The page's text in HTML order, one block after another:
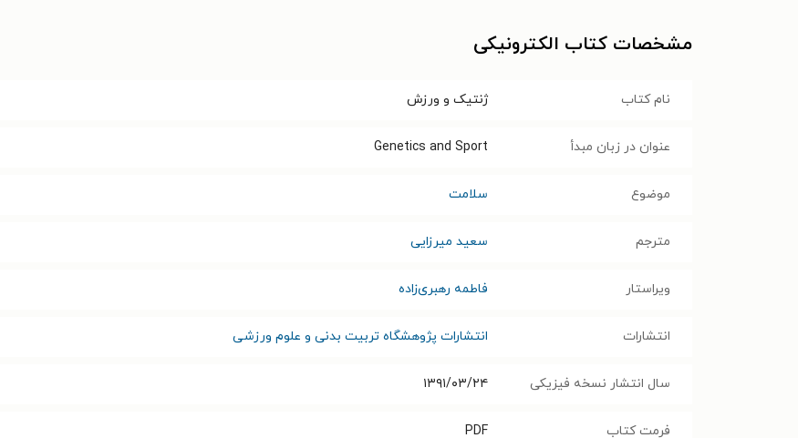
مشخصات کتاب الکترونیکی
نام کتاب ژنتیک و ورزش
عنوان در زبان مبدأ Genetics and Sport
موضوع سلامت
مترجم سعید میرزایی
ویراستار فاطمه رهبری‌زاده
انتشارات انتشارات پژوهشگاه تربیت بدنی و علوم ورزشی
سال انتشار نسخه فیزیکی ۱۳۹۱/۰۳/۲۴
فرمت کتاب PDF